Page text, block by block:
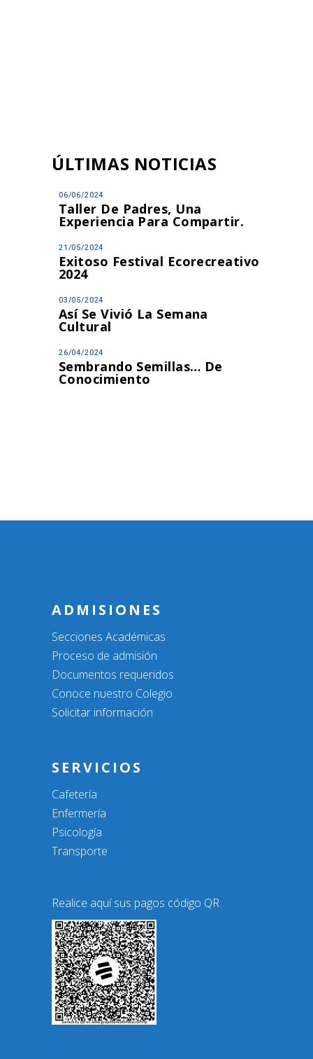
ÚLTIMAS NOTICIAS
06/06/2024
Taller De Padres, Una
Experiencia Para Compartir.
21/05/2024
Exitoso Festival Ecorecreativo
2024
03/05/2024
Así Se Vivió La Semana
Cultural
26/04/2024
Sembrando Semillas… De
Conocimiento
ADMISIONES
Secciones Académicas
Proceso de admisión
Documentos requeridos
Conoce nuestro Colegio
Solicitar información
SERVICIOS
Cafetería
Enfermería
Psicología
Transporte
Realice aquí sus pagos código QR